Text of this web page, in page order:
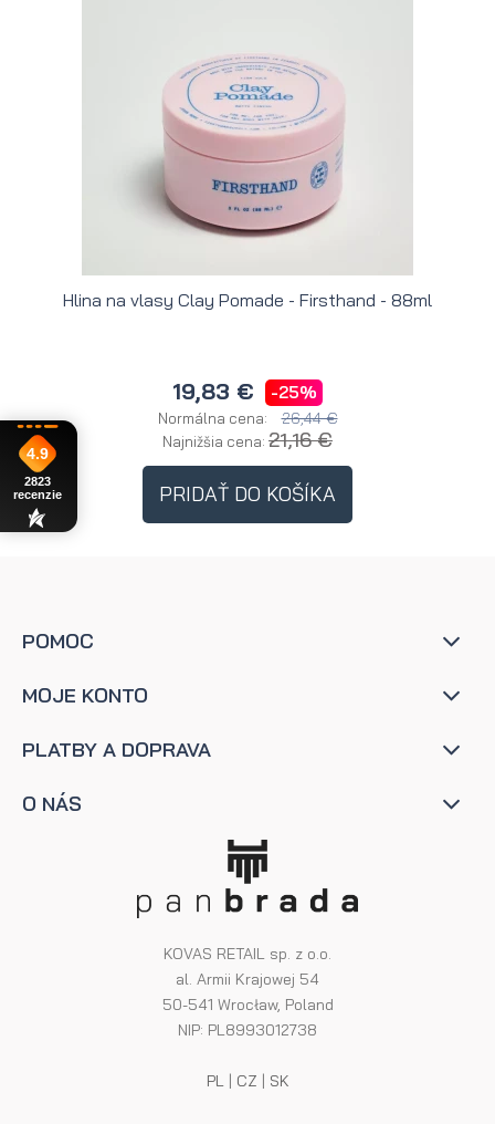
Hlina na vlasy Clay Pomade - Firsthand - 88ml
19,83 € -25%
Normálna cena: 26,44 €
Najnižšia cena: 21,16 €
PRIDAŤ DO KOŠÍKA
POMOC
MOJE KONTO
PLATBY A DOPRAVA
O NÁS
KOVAS RETAIL sp. z o.o.
al. Armii Krajowej 54
50-541 Wrocław, Poland
NIP: PL8993012738
PL| CZ | SK
4.9
2823
recenzie